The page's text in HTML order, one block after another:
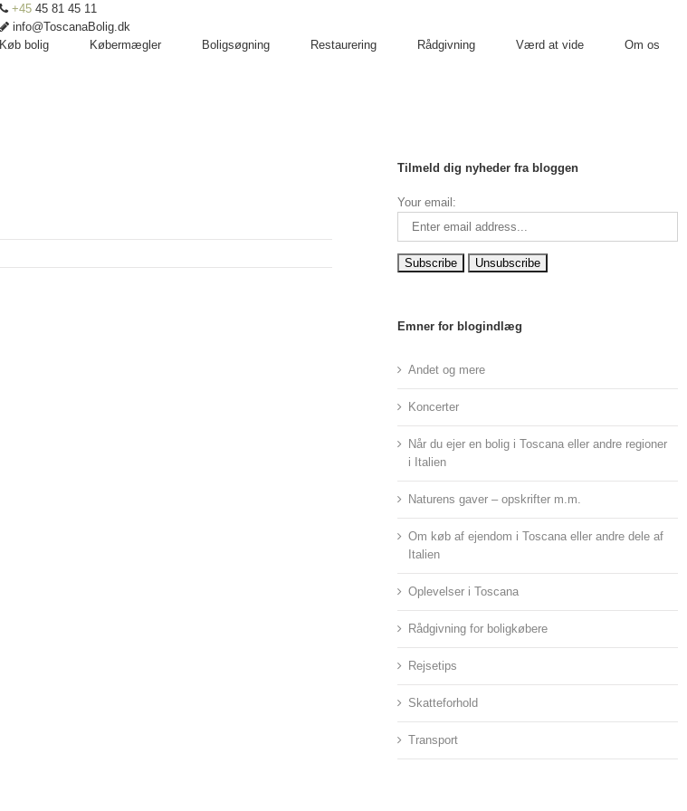
+45 45 81 45 11
info@ToscanaBolig.dk
Køb bolig
Købermægler Boligsøgning Restaurering Rådgivning Værd at vide Om os
Tilmeld dig nyheder fra bloggen
Your email:
Emner for blogindlæg
Andet og mere
Koncerter
Når du ejer en bolig i Toscana eller andre regioner
i Italien
Naturens gaver – opskrifter m.m.
Om køb af ejendom i Toscana eller andre dele af
Italien
Oplevelser i Toscana
Rådgivning for boligkøbere
Rejsetips
Skatteforhold
Transport